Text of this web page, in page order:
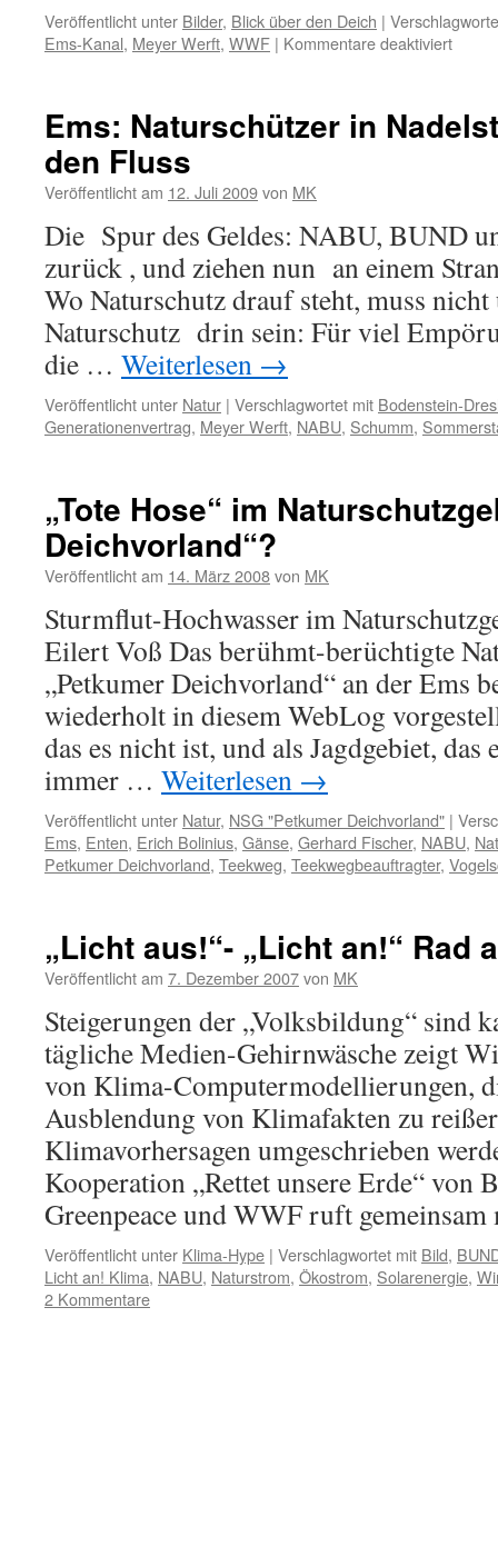
Veröffentlicht unter Bilder, Blick über den Deich |
Ems-Kanal, Meyer Werft, WWF | Kommentare deaktiviertfür
ein
Ems
Ems: Naturschützer in
den Fluss
Veröffentlicht am 12. Juli 2009von MK
Die Spur des Geldes: NABU, BUND
zurück , und ziehen nun an einem
Wo Naturschutz drauf steht, muss
Naturschutz drin sein: Für viel
die … Weiterlesen →
Veröffentlicht unter Natur | Verschlagwortet mit Bodenstein-
Generationenvertrag, Meyer Werft, NABU, Schumm,
„Tote Hose“ im
Deichvorland“?
Veröffentlicht am 14. März 2008von MK
Sturmflut-Hochwasser im
Eilert Voß Das berühmt-berüchtigte
„Petkumer Deichvorland“ an der Ems
wiederholt in diesem WebLog
das es nicht ist, und als Jagdgebiet, das
immer … Weiterlesen →
Veröffentlicht unter Natur, NSG "Petkumer Deichvorland" |
Ems, Enten, Erich Bolinius, Gänse, Gerhard Fischer, NABU,
Petkumer Deichvorland, Teekweg, Teekwegbeauftragter,
„Licht aus!“- „Licht an!“ Rad
Veröffentlicht am 7. Dezember 2007von MK
Steigerungen der „Volksbildung“ sind
tägliche Medien-Gehirnwäsche zeigt
von Klima-Computermodellierungen,
Ausblendung von Klimafakten zu
Klimavorhersagen umgeschrieben
Kooperation „Rettet unsere Erde“ von
Greenpeace und WWF ruft
Veröffentlicht unter Klima-Hype | Verschlagwortet mit Bild,
Licht an! Klima, NABU, Naturstrom, Ökostrom, Solarenergie,
2 Kommentare